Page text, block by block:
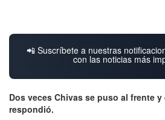
📲 Suscríbete a nuestras
con las noticias más
Dos veces Chivas se puso al frente
respondió.